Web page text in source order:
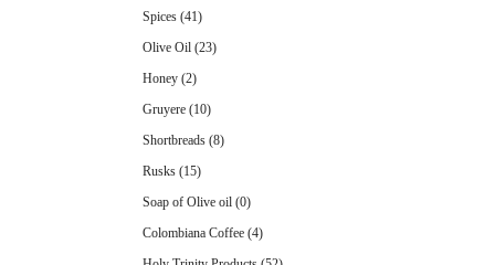
Spices (41)
Olive Oil (23)
Honey (2)
Gruyere (10)
Shortbreads (8)
Rusks (15)
Soap of Olive oil (0)
Colombiana Coffee (4)